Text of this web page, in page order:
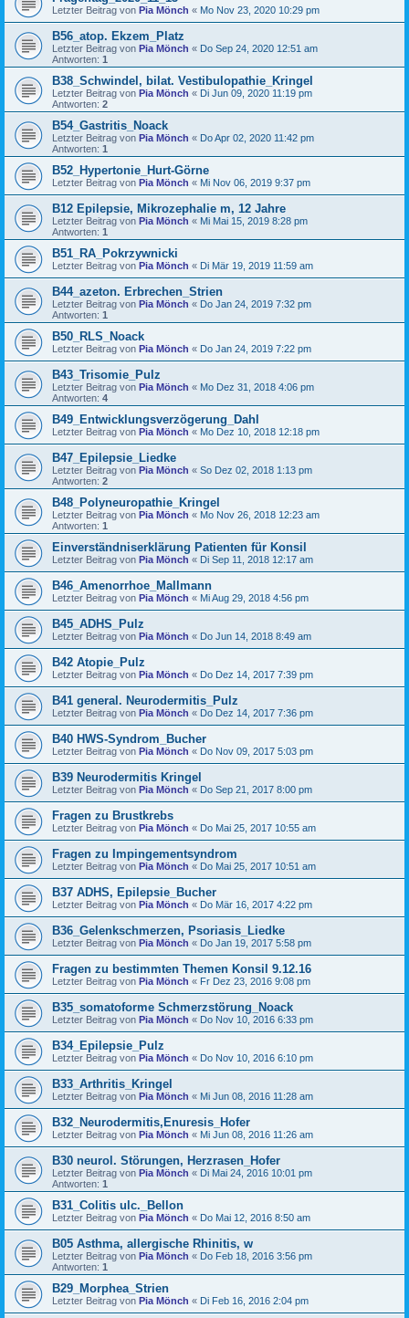
Letzter Beitrag von Pia Mönch « Mo Nov 23, 2020 10:29 pm
B56_atop. Ekzem_Platz
Letzter Beitrag von Pia Mönch « Do Sep 24, 2020 12:51 am
Antworten: 1
B38_Schwindel, bilat. Vestibulopathie_Kringel
Letzter Beitrag von Pia Mönch « Di Jun 09, 2020 11:19 pm
Antworten: 2
B54_Gastritis_Noack
Letzter Beitrag von Pia Mönch « Do Apr 02, 2020 11:42 pm
Antworten: 1
B52_Hypertonie_Hurt-Görne
Letzter Beitrag von Pia Mönch « Mi Nov 06, 2019 9:37 pm
B12 Epilepsie, Mikrozephalie m, 12 Jahre
Letzter Beitrag von Pia Mönch « Mi Mai 15, 2019 8:28 pm
Antworten: 1
B51_RA_Pokrzywnicki
Letzter Beitrag von Pia Mönch « Di Mär 19, 2019 11:59 am
B44_azeton. Erbrechen_Strien
Letzter Beitrag von Pia Mönch « Do Jan 24, 2019 7:32 pm
Antworten: 1
B50_RLS_Noack
Letzter Beitrag von Pia Mönch « Do Jan 24, 2019 7:22 pm
B43_Trisomie_Pulz
Letzter Beitrag von Pia Mönch « Mo Dez 31, 2018 4:06 pm
Antworten: 4
B49_Entwicklungsverzögerung_Dahl
Letzter Beitrag von Pia Mönch « Mo Dez 10, 2018 12:18 pm
B47_Epilepsie_Liedke
Letzter Beitrag von Pia Mönch « So Dez 02, 2018 1:13 pm
Antworten: 2
B48_Polyneuropathie_Kringel
Letzter Beitrag von Pia Mönch « Mo Nov 26, 2018 12:23 am
Antworten: 1
Einverständniserklärung Patienten für Konsil
Letzter Beitrag von Pia Mönch « Di Sep 11, 2018 12:17 am
B46_Amenorrhoe_Mallmann
Letzter Beitrag von Pia Mönch « Mi Aug 29, 2018 4:56 pm
B45_ADHS_Pulz
Letzter Beitrag von Pia Mönch « Do Jun 14, 2018 8:49 am
B42 Atopie_Pulz
Letzter Beitrag von Pia Mönch « Do Dez 14, 2017 7:39 pm
B41 general. Neurodermitis_Pulz
Letzter Beitrag von Pia Mönch « Do Dez 14, 2017 7:36 pm
B40 HWS-Syndrom_Bucher
Letzter Beitrag von Pia Mönch « Do Nov 09, 2017 5:03 pm
B39 Neurodermitis Kringel
Letzter Beitrag von Pia Mönch « Do Sep 21, 2017 8:00 pm
Fragen zu Brustkrebs
Letzter Beitrag von Pia Mönch « Do Mai 25, 2017 10:55 am
Fragen zu Impingementsyndrom
Letzter Beitrag von Pia Mönch « Do Mai 25, 2017 10:51 am
B37 ADHS, Epilepsie_Bucher
Letzter Beitrag von Pia Mönch « Do Mär 16, 2017 4:22 pm
B36_Gelenkschmerzen, Psoriasis_Liedke
Letzter Beitrag von Pia Mönch « Do Jan 19, 2017 5:58 pm
Fragen zu bestimmten Themen Konsil 9.12.16
Letzter Beitrag von Pia Mönch « Fr Dez 23, 2016 9:08 pm
B35_somatoforme Schmerzstörung_Noack
Letzter Beitrag von Pia Mönch « Do Nov 10, 2016 6:33 pm
B34_Epilepsie_Pulz
Letzter Beitrag von Pia Mönch « Do Nov 10, 2016 6:10 pm
B33_Arthritis_Kringel
Letzter Beitrag von Pia Mönch « Mi Jun 08, 2016 11:28 am
B32_Neurodermitis,Enuresis_Hofer
Letzter Beitrag von Pia Mönch « Mi Jun 08, 2016 11:26 am
B30 neurol. Störungen, Herzrasen_Hofer
Letzter Beitrag von Pia Mönch « Di Mai 24, 2016 10:01 pm
Antworten: 1
B31_Colitis ulc._Bellon
Letzter Beitrag von Pia Mönch « Do Mai 12, 2016 8:50 am
B05 Asthma, allergische Rhinitis, w
Letzter Beitrag von Pia Mönch « Do Feb 18, 2016 3:56 pm
Antworten: 1
B29_Morphea_Strien
Letzter Beitrag von Pia Mönch « Di Feb 16, 2016 2:04 pm